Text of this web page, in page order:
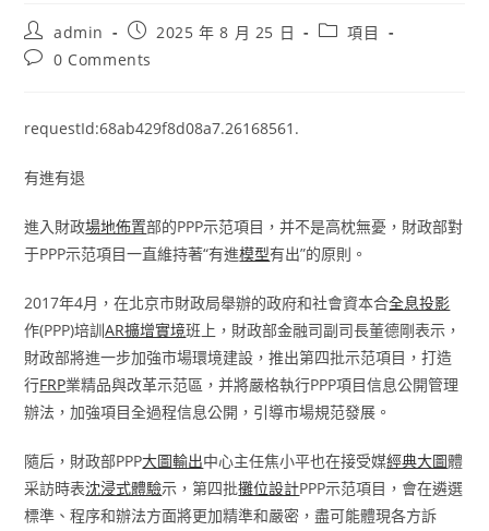
Post
author:
admin
Post
published:
2025 年 8 月 25 日
Post項目
Post0 Comments
requestId:68ab429f8d08a7.26168561.
有進有退
進入財政場地佈置部的PPP示范項目，并不是高枕無憂，財政部對
于PPP示范項目一直維持著“有進模型有出”的原則。
2017年4月，在北京市財政局舉辦的政府和社會資本合全息投影
作(PPP)培訓AR擴增實境班上，財政部金融司副司長董德剛表示，
財政部將進一步加強市場環境建設，推出第四批示范項目，打造
行FRP業精品與改革示范區，并將嚴格執行PPP項目信息公開管理
辦法，加強項目全過程信息公開，引導市場規范發展。
隨后，財政部PPP大圖輸出中心主任焦小平也在接受媒經典大圖體
采訪時表沈浸式體驗示，第四批攤位設計PPP示范項目，會在遴選
標準、程序和辦法方面將更加精準和嚴密，盡可能體現各方訴